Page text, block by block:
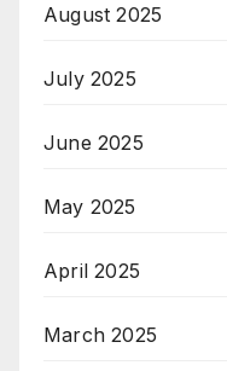
August 2025
July 2025
June 2025
May 2025
April 2025
March 2025